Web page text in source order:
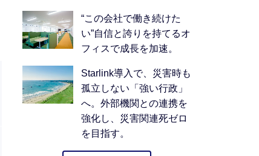
“この会社で働き続けた
い”自信と誇りを持てるオ
フィスで成長を加速。
Starlink導入で、災害時も
孤立しない「強い行政」
へ。外部機関との連携を
強化し、災害関連死ゼロ
を目指す。